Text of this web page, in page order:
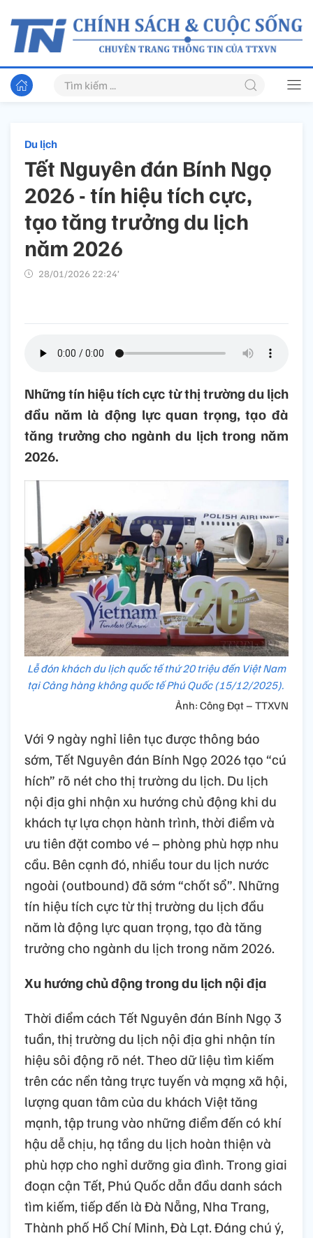
Du lịch
Tết Nguyên đán Bính Ngọ
2026 - tín hiệu tích cực,
tạo tăng trưởng du lịch
năm 2026
28/01/2026 22:24’
Những tín hiệu tích cực từ thị trường du lịch
đầu năm là động lực quan trọng, tạo đà
tăng trưởng cho ngành du lịch trong năm
2026.
Lễ đón khách du lịch quốc tế thứ 20 triệu đến Việt Nam
tại Cảng hàng không quốc tế Phú Quốc (15/12/2025).
Ảnh: Công Đạt – TTXVN
Với 9 ngày nghỉ liên tục được thông báo
sớm, Tết Nguyên đán Bính Ngọ 2026 tạo “cú
hích” rõ nét cho thị trường du lịch. Du lịch
nội địa ghi nhận xu hướng chủ động khi du
khách tự lựa chọn hành trình, thời điểm và
ưu tiên đặt combo vé – phòng phù hợp nhu
cầu. Bên cạnh đó, nhiều tour du lịch nước
ngoài (outbound) đã sớm “chốt sổ”. Những
tín hiệu tích cực từ thị trường du lịch đầu
năm là động lực quan trọng, tạo đà tăng
trưởng cho ngành du lịch trong năm 2026.
Xu hướng chủ động trong du lịch nội địa
Thời điểm cách Tết Nguyên đán Bính Ngọ 3
tuần, thị trường du lịch nội địa ghi nhận tín
hiệu sôi động rõ nét. Theo dữ liệu tìm kiếm
trên các nền tảng trực tuyến và mạng xã hội,
lượng quan tâm của du khách Việt tăng
mạnh, tập trung vào những điểm đến có khí
hậu dễ chịu, hạ tầng du lịch hoàn thiện và
phù hợp cho nghỉ dưỡng gia đình. Trong giai
đoạn cận Tết, Phú Quốc dẫn đầu danh sách
tìm kiếm, tiếp đến là Đà Nẵng, Nha Trang,
Thành phố Hồ Chí Minh, Đà Lạt. Đáng chú ý,